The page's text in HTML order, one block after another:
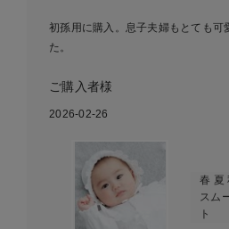
初孫用に購入。息子夫婦もとても可
た。
ご購入者様
2026-02-26
春 夏
スム
ト